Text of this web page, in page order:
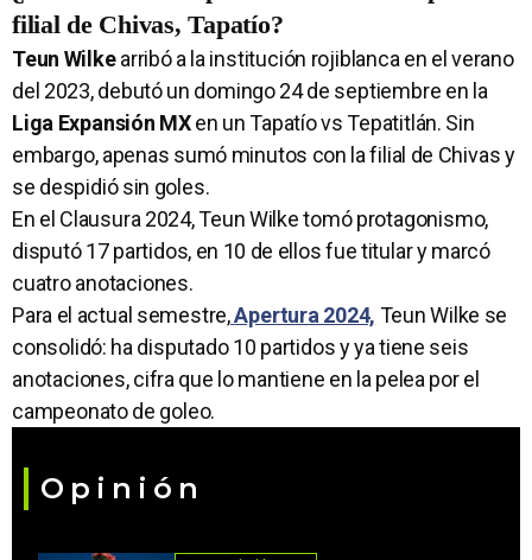
filial de Chivas, Tapatío?
Teun Wilkearribó a la institución rojiblanca en el verano
del 2023, debutó un domingo 24 de septiembre en la
Liga Expansión MXen un Tapatío vs Tepatitlán. Sin
embargo, apenas sumó minutos con la filial de Chivas y
se despidió sin goles.
En el Clausura 2024, Teun Wilke tomó protagonismo,
disputó 17 partidos, en 10 de ellos fue titular y marcó
cuatro anotaciones.
Para el actual semestre,Apertura 2024, Teun Wilke se
consolidó: ha disputado 10 partidos y ya tiene seis
anotaciones, cifra que lo mantiene en la pelea por el
campeonato de goleo.
Opinión